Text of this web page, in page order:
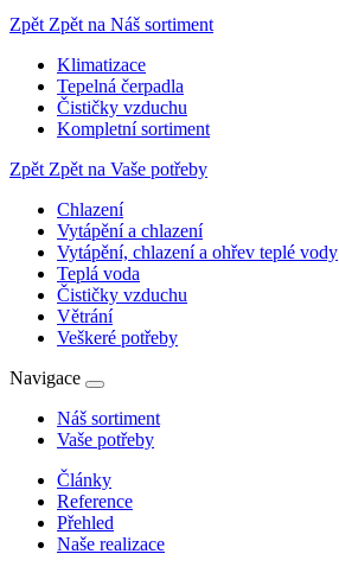
Zpět Zpět na Náš sortiment
Klimatizace
Tepelná čerpadla
Čističky vzduchu
Kompletní sortiment
Zpět Zpět na Vaše potřeby
Chlazení
Vytápění a chlazení
Vytápění, chlazení a ohřev teplé vody
Teplá voda
Čističky vzduchu
Větrání
Veškeré potřeby
Navigace
Náš sortiment
Vaše potřeby
Články
Reference
Přehled
Naše realizace